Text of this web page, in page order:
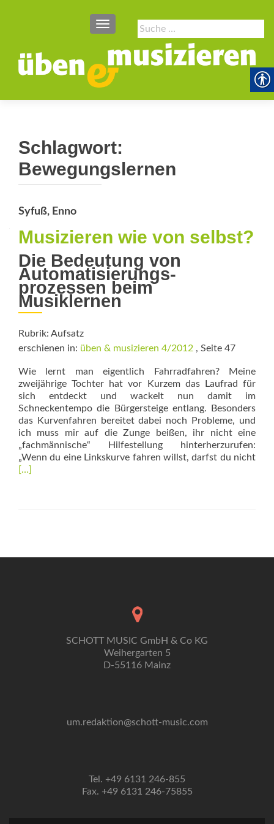
Suche
nach:
SCHALTE NAVIGATION
Schlagwort:
Bewegungslernen
Syfuß, Enno
Musizieren wie von selbst?
Die Bedeutung von
Automatisierungs­
prozessen beim
Musiklernen
Rubrik: Aufsatz
erschienen in: üben & musizieren 4/2012 , Seite 47
Wie lernt man eigentlich Fahrradfahren? Mei­ne
zweijährige Tochter hat vor Kurzem das Laufrad für
sich entdeckt und wackelt nun damit im
Schneckentempo die Bürgersteige entlang. Besonders
das Kurvenfahren bereitet dabei noch Probleme, und
ich muss mir auf die Zunge beißen, ihr nicht eine
„fachmännische“ Hilfestellung hinterherzurufen:
„Wenn du eine Linkskurve fahren willst, darfst du nicht
Read
[…]
SCHOTT MUSIC GmbH & Co KG
Weihergarten 5
D-55116 Mainz
um.redaktion@schott-music.com
Tel. +49 6131 246-855
Fax. +49 6131 246-75855